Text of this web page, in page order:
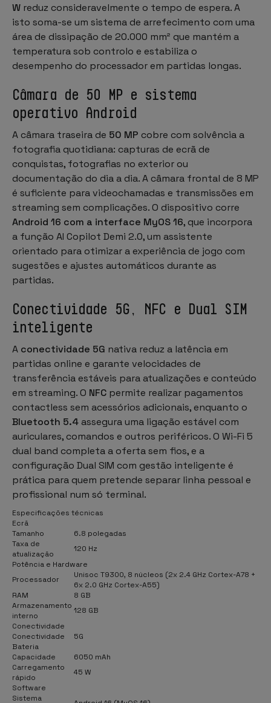
W reduz consideravelmente o tempo de espera. A
isto soma-se um sistema de arrefecimento com uma
área de dissipação de 20.000 mm² que mantém a
temperatura sob controlo e estabiliza o
desempenho do processador em partidas longas.
Câmara de 50 MP e sistema
operativo Android
A câmara traseira de 50 MP cobre com solvência a
fotografia quotidiana: capturas de ecrã de
conquistas, fotografias no exterior ou
documentação do dia a dia. A câmara frontal de 8 MP
é suficiente para videochamadas e transmissões em
streaming sem complicações. O dispositivo corre
Android 16 com a interface MyOS 16, que incorpora
a função AI Copilot Demi 2.0, um assistente
orientado para otimizar a experiência de jogo com
sugestões e ajustes automáticos durante as
partidas.
Conectividade 5G, NFC e Dual SIM
inteligente
A conectividade 5G nativa reduz a latência em
partidas online e garante velocidades de
transferência estáveis para atualizações e conteúdo
em streaming. O NFC permite realizar pagamentos
contactless sem acessórios adicionais, enquanto o
Bluetooth 5.4 assegura uma ligação estável com
auriculares, comandos e outros periféricos. O Wi-Fi 5
dual band completa a oferta sem fios, e a
configuração Dual SIM com gestão inteligente é
prática para quem pretende separar linha pessoal e
profissional num só terminal.
Especificações técnicas
Ecrã
Tamanho
6.8 polegadas
Taxa de
atualização
120 Hz
Potência e Hardware
Processador
Unisoc T9300, 8 núcleos (2x 2.4 GHz Cortex-A78 +
6x 2.0 GHz Cortex-A55)
RAM
8 GB
Armazenamento
interno
128 GB
Conectividade
Conectividade
5G
Bateria
Capacidade
6050 mAh
Carregamento
rápido
45 W
Software
Sistema